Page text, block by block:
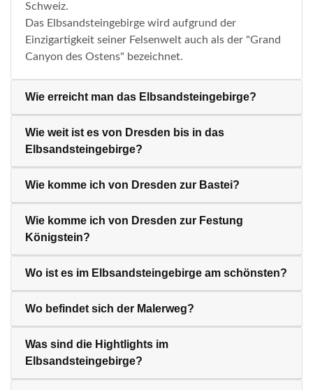
Schweiz.
Das Elbsandsteingebirge wird aufgrund der
Einzigartigkeit seiner Felsenwelt auch als der "Grand
Canyon des Ostens" bezeichnet.
Wie erreicht man das Elbsandsteingebirge?
Wie weit ist es von Dresden bis in das
Elbsandsteingebirge?
Wie komme ich von Dresden zur Bastei?
Wie komme ich von Dresden zur Festung
Königstein?
Wo ist es im Elbsandsteingebirge am schönsten?
Wo befindet sich der Malerweg?
Was sind die Hightlights im
Elbsandsteingebirge?